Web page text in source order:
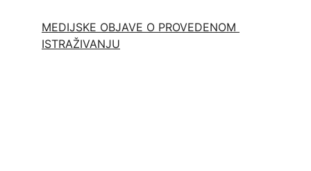
MEDIJSKE OBJAVE O PROVEDENOM
ISTRAŽIVANJU